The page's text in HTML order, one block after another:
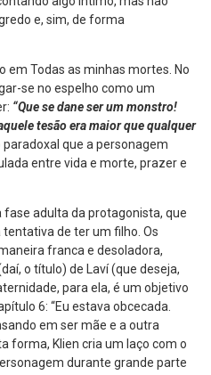
e, sim, de forma
em Todas as minhas mortes. No
se no espelho como um
“Que se dane ser um monstro!
tesão era maior que qualquer
que a personagem
entre vida e morte, prazer e
adulta da protagonista, que
de ter um filho. Os
franca e desoladora,
o título) de Laví (que deseja,
para ela, é um objetivo
6: “Eu estava obcecada.
em ser mãe e a outra
forma, Klien cria um laço com o
durante grande parte